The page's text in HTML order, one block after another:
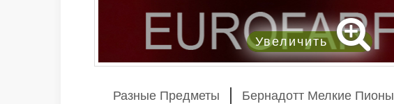
Увеличить
Разные Предметы Бернадотт Мелкие Пионы